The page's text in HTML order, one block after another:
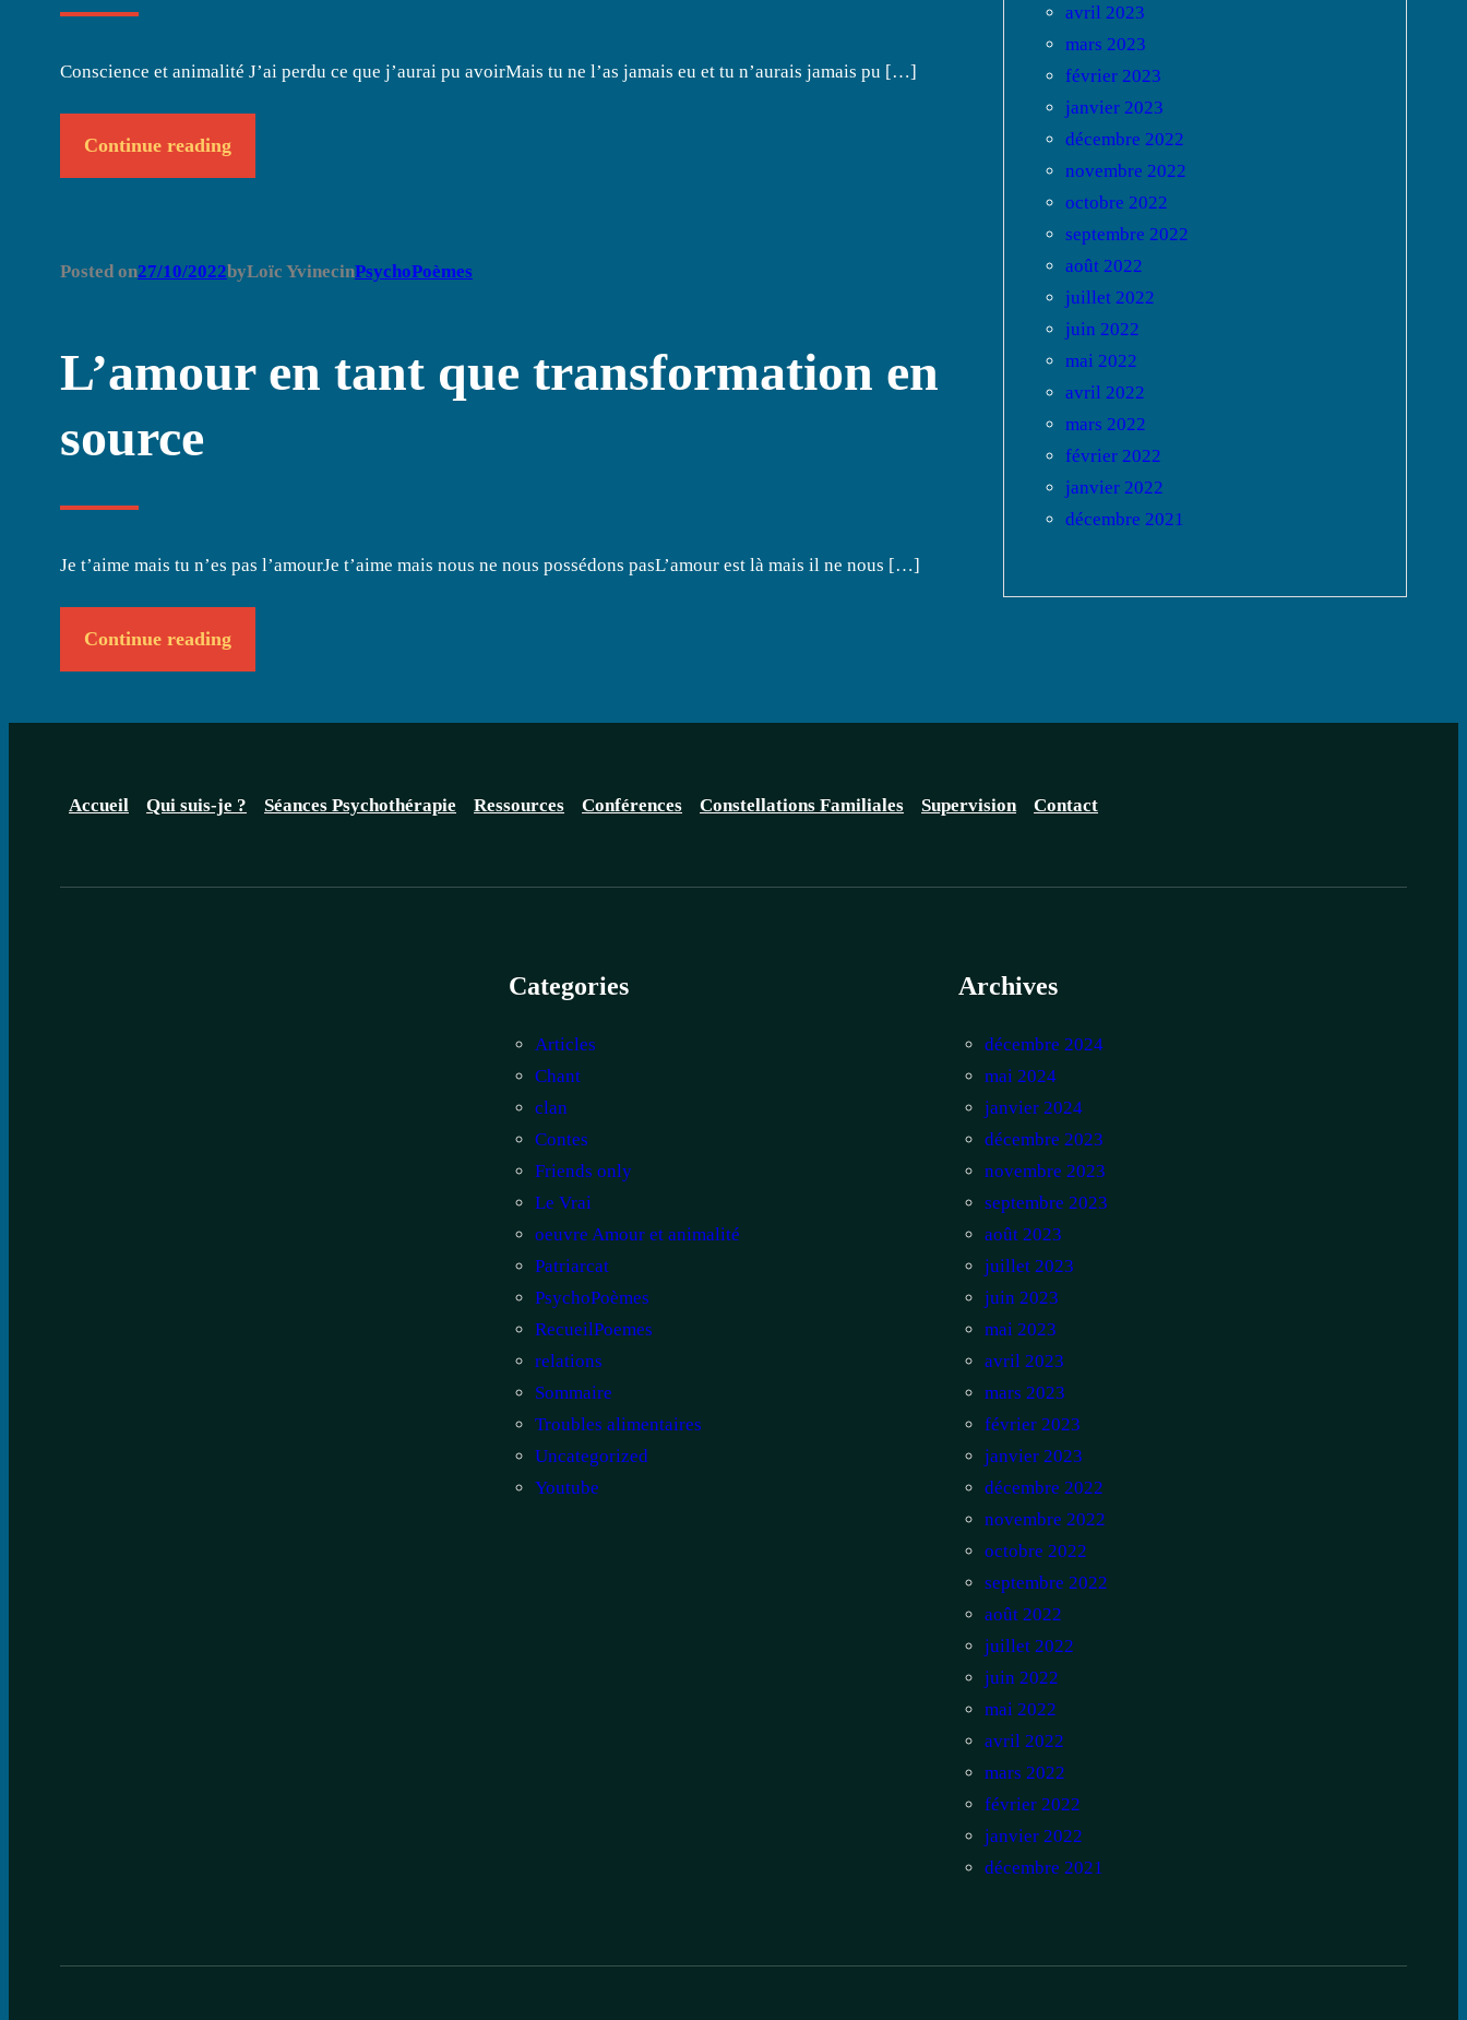
Conscience et animalité J’ai perdu ce que j’aurai pu avoirMais tu ne l’as jamais eu et tu n’aurais jamais pu […]
Continue reading
Posted on27/10/2022byLoïc YvinecinPsychoPoèmes
L’amour en tant que transformation en
source
Je t’aime mais tu n’es pas l’amourJe t’aime mais nous ne nous possédons pasL’amour est là mais il ne nous […]
Continue reading
avril 2023
mars 2023
février 2023
janvier 2023
décembre 2022
novembre 2022
octobre 2022
septembre 2022
août 2022
juillet 2022
juin 2022
mai 2022
avril 2022
mars 2022
février 2022
janvier 2022
décembre 2021
Accueil Qui suis-je ? Séances Psychothérapie Ressources Conférences Constellations Familiales Supervision Contact
Categories
Articles
Chant
clan
Contes
Friends only
Le Vrai
oeuvre Amour et animalité
Patriarcat
PsychoPoèmes
RecueilPoemes
relations
Sommaire
Troubles alimentaires
Uncategorized
Youtube
Archives
décembre 2024
mai 2024
janvier 2024
décembre 2023
novembre 2023
septembre 2023
août 2023
juillet 2023
juin 2023
mai 2023
avril 2023
mars 2023
février 2023
janvier 2023
décembre 2022
novembre 2022
octobre 2022
septembre 2022
août 2022
juillet 2022
juin 2022
mai 2022
avril 2022
mars 2022
février 2022
janvier 2022
décembre 2021